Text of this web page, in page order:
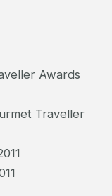
Awards
Traveller